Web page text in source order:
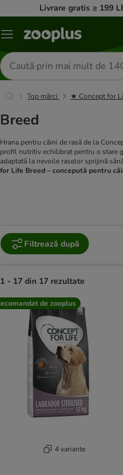
Livrare gratis ≥ 199
Categorii
Căutare
produse
Top mărci ★ Concept for
Breed
Hrana pentru câini de rasă de la
profil nutritiv echilibrat pentru o stare
adaptată la nevoile raselor sprijină
for Life Breed – concepută pentru
Filtrează după
1 - 17 din 17 rezultate
product items have been changed
de zooplus
4 variante